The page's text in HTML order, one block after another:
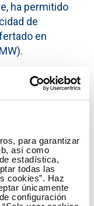
para garantizar
así como
estadística,
todas las
cookies”. Haz
únicamente
configuración
ha permitido
de
en
ofrecieron y
de
capacidad 8 de
parte, en el
se
alcanzó un
y obtuvieron
los agentes